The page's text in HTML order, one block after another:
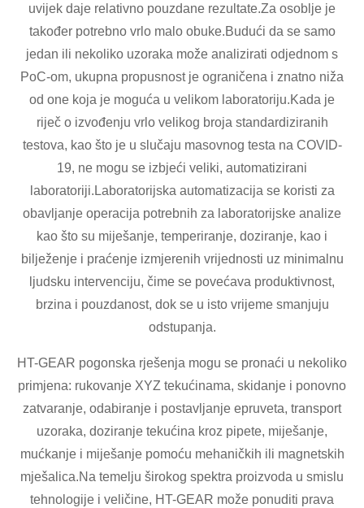
uvijek daje relativno pouzdane rezultate.Za osoblje je
također potrebno vrlo malo obuke.Budući da se samo
jedan ili nekoliko uzoraka može analizirati odjednom s
PoC-om, ukupna propusnost je ograničena i znatno niža
od one koja je moguća u velikom laboratoriju.Kada je
riječ o izvođenju vrlo velikog broja standardiziranih
testova, kao što je u slučaju masovnog testa na COVID-
19, ne mogu se izbjeći veliki, automatizirani
laboratoriji.Laboratorijska automatizacija se koristi za
obavljanje operacija potrebnih za laboratorijske analize
kao što su miješanje, temperiranje, doziranje, kao i
bilježenje i praćenje izmjerenih vrijednosti uz minimalnu
ljudsku intervenciju, čime se povećava produktivnost,
brzina i pouzdanost, dok se u isto vrijeme smanjuju
odstupanja.
HT-GEAR pogonska rješenja mogu se pronaći u nekoliko
primjena: rukovanje XYZ tekućinama, skidanje i ponovno
zatvaranje, odabiranje i postavljanje epruveta, transport
uzoraka, doziranje tekućina kroz pipete, miješanje,
mućkanje i miješanje pomoću mehaničkih ili magnetskih
mješalica.Na temelju širokog spektra proizvoda u smislu
tehnologije i veličine, HT-GEAR može ponuditi prava